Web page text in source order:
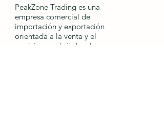
PeakZone Trading es una
empresa comercial de
importación y exportación
orientada a la venta y el
servicio, que brinda a las